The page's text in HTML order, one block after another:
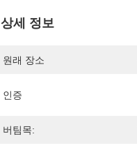
상세 정보
원래 장소
인증
버팀목: